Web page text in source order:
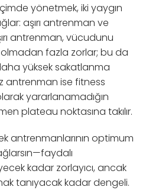
yönetmek, iki yaygın
aşırı antrenman ve
antrenman, vücudunu
fazla zorlar; bu da
yüksek sakatlanma
antrenman ise fitness
yararlanamadığın
plateau noktasına takılır.
antrenmanlarının optimum
kadar zorlayıcı, ancak
tanıyacak kadar dengeli.